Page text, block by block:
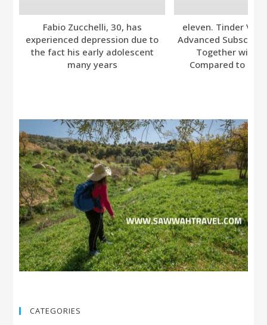
Fabio Zucchelli, 30, has
experienced depression due to
the fact his early adolescent
many years
eleven. Tinder
Advanced
Together with
Compared to
CATEGORIES